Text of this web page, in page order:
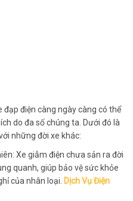
đạp điện càng ngày càng có thể
do đa số chúng ta. Dưới đó là
những đời xe khác:
Xe giẫm điện chưa sản ra đời
quanh, giúp bảo vệ sức khỏe
của nhân loại. Dịch Vụ Điện